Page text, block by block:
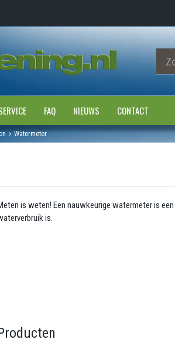
FAQ NIEUWS CONTACT
Watermeter
is weten! Een nauwkeurige watermeter is
is.